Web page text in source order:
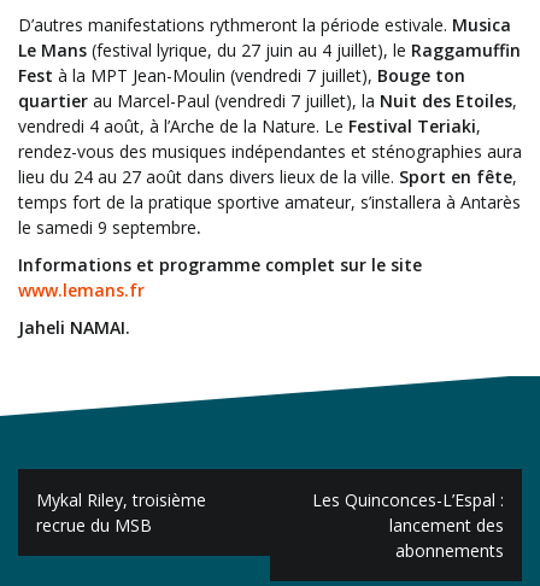
D’autres manifestations rythmeront la période estivale. Musica
Le Mans (festival lyrique, du 27 juin au 4 juillet), le Raggamuffin
Fest à la MPT Jean-Moulin (vendredi 7 juillet), Bouge ton
quartier au Marcel-Paul (vendredi 7 juillet), la Nuit des Etoiles,
vendredi 4 août, à l’Arche de la Nature. Le Festival Teriaki,
rendez-vous des musiques indépendantes et sténographies aura
lieu du 24 au 27 août dans divers lieux de la ville. Sport en fête,
temps fort de la pratique sportive amateur, s’installera à Antarès
le samedi 9 septembre.
Informations et programme complet sur le site
www.lemans.fr
Jaheli NAMAI.
Navigation
de
l’article
Mykal Riley, troisième
recrue du MSB
Les Quinconces-L’Espal :
lancement des
abonnements